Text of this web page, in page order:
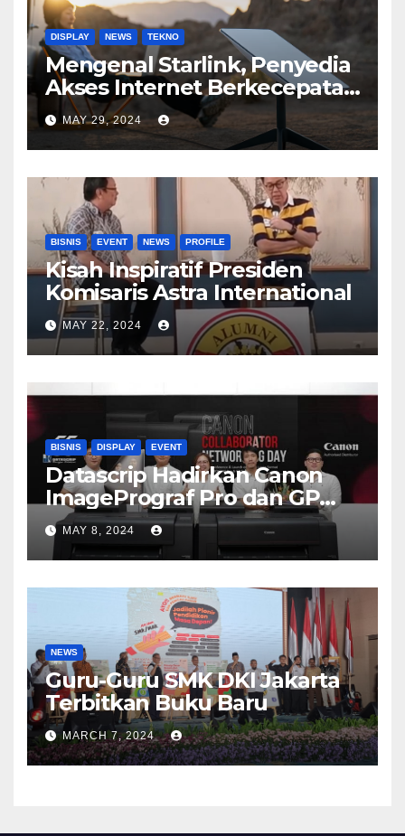
DISPLAY NEWS TEKNO
Mengenal Starlink, Penyedia
Akses Internet Berkecepatan
Tinggi
MAY 29, 2024
BISNIS EVENT NEWS PROFILE
Kisah Inspiratif Presiden
Komisaris Astra International
MAY 22, 2024
BISNIS DISPLAY EVENT
Datascrip Hadirkan Canon
ImagePrograf Pro dan GP
Series
MAY 8, 2024
NEWS
Guru-Guru SMK DKI Jakarta
Terbitkan Buku Baru
MARCH 7, 2024